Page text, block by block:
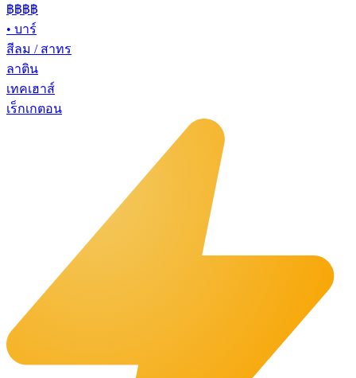
฿฿฿฿
• บาร์
สีลม / สาทร
ลาติน
เทคเฮาส์
เร็กเกตอน